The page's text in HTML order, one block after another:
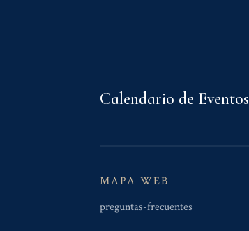
Calendario de Eventos
MAPA WEB
preguntas-frecuentes